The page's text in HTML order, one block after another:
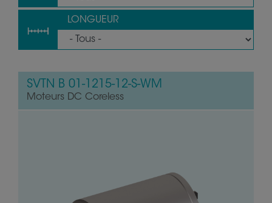
LONGUEUR
SVTN B 01-1215-12-S-WM
Moteurs DC Coreless